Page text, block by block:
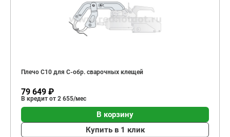
Плечо С10 для C-обр. сварочных клещей
79 649 ₽
В кредит от 2 655/мес
В корзину
Купить в 1 клик